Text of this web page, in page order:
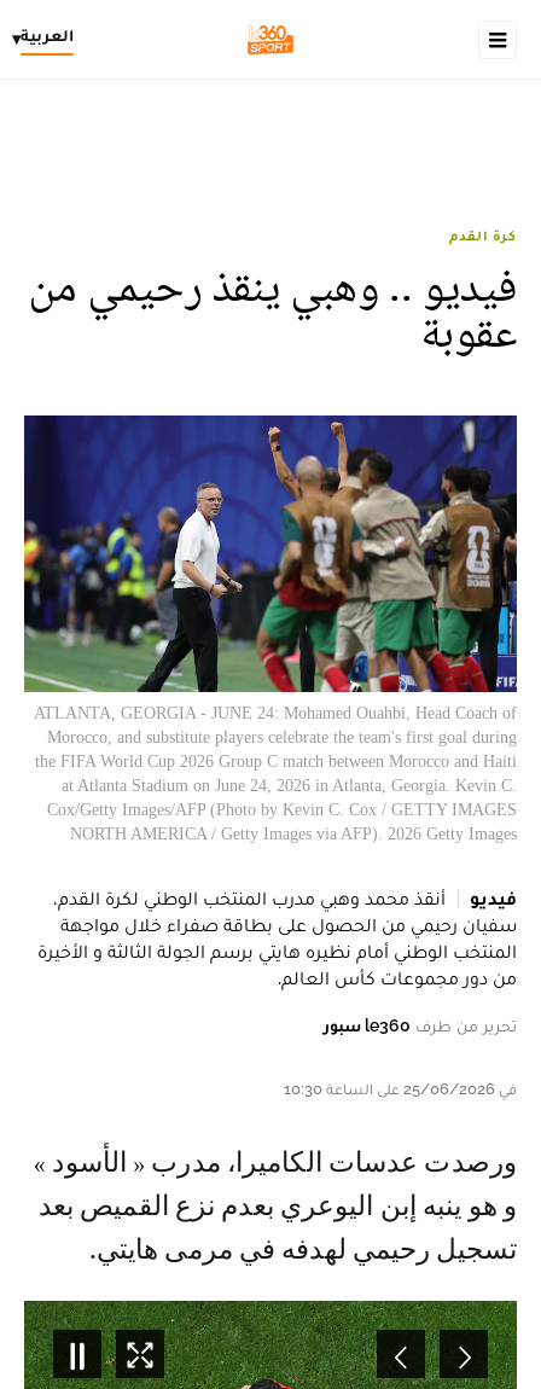
العربية▾
كرة القدم
فيديو .. وهبي ينقذ رحيمي من
عقوبة
ATLANTA, GEORGIA - JUNE 24: Mohamed Ouahbi, Head Coach of
Morocco, and substitute players celebrate the team's first goal during
the FIFA World Cup 2026 Group C match between Morocco and Haiti
at Atlanta Stadium on June 24, 2026 in Atlanta, Georgia. Kevin C.
Cox/Getty Images/AFP (Photo by Kevin C. Cox / GETTY IMAGES
NORTH AMERICA / Getty Images via AFP). 2026 Getty Images
فيديو
أنقذ محمد وهبي مدرب المنتخب الوطني لكرة القدم،
سفيان رحيمي من الحصول على بطاقة صفراء خلال مواجهة
المنتخب الوطني أمام نظيره هايتي برسم الجولة الثالثة و الأخيرة
من دور مجموعات كأس العالم.
تحرير من طرف le360 سبور
في 25/06/2026 على الساعة 10:30
و رصدت عدسات الكاميرا، مدرب « الأسود »
و هو ينبه إبن اليوعري بعدم نزع القميص بعد
تسجيل رحيمي لهدفه في مرمى هايتي.